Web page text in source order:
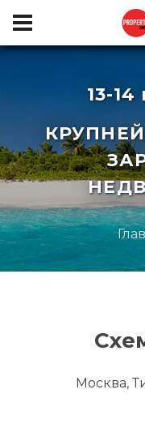
13-
Москва,